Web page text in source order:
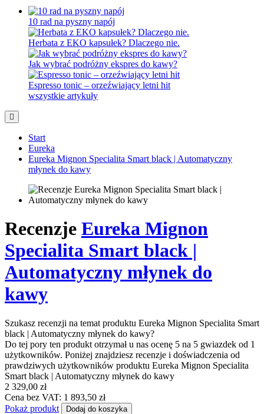
10 rad na pyszny napój
Herbata z EKO kapsułek? Dlaczego nie.
Jak wybrać podróżny ekspres do kawy?
Espresso tonic – orzeźwiający letni hit
wszystkie artykuły
Start
Eureka
Eureka Mignon Specialita Smart black | Automatyczny
młynek do kawy
Recenzje Eureka Mignon
Specialita Smart black |
Automatyczny młynek do
kawy
Szukasz recenzji na temat produktu Eureka Mignon Specialita Smart
black | Automatyczny młynek do kawy?
Do tej pory ten produkt otrzymał u nas ocenę 5 na 5 gwiazdek od 1
użytkowników. Poniżej znajdziesz recenzje i doświadczenia od
prawdziwych użytkowników produktu Eureka Mignon Specialita
Smart black | Automatyczny młynek do kawy
2 329,00 zł
Cena bez VAT: 1 893,50 zł
Pokaż produkt
Dodaj do koszyka